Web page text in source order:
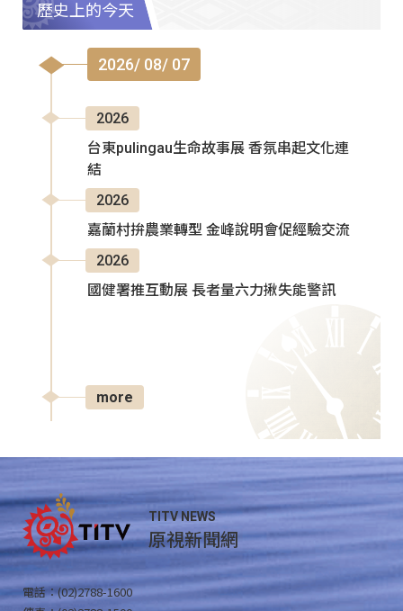
歷史上的今天
2026/ 08/ 07
2026
台東pulingau生命故事展 香氛串起文化連
結
2026
嘉蘭村拚農業轉型 金峰說明會促經驗交流
2026
國健署推互動展 長者量六力揪失能警訊
more
TITV NEWS
原視新聞網
電話：(02)2788-1600